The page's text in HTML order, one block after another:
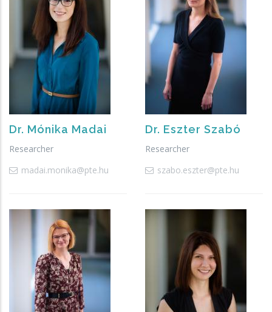
Dr. Mónika Madai
Researcher
madai.monika@pte.hu
Dr. Eszter Szabó
Researcher
szabo.eszter@pte.hu